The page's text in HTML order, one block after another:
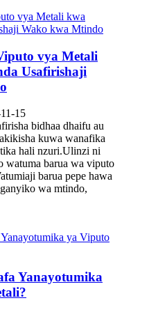
vya Metali
Usafirishaji
15
bidhaa dhaifu au
kuwa wanafika
hali nzuri.Ulinzi ni
watuma barua wa viputo
barua pepe hawa
wa mtindo,
Yanayotumika